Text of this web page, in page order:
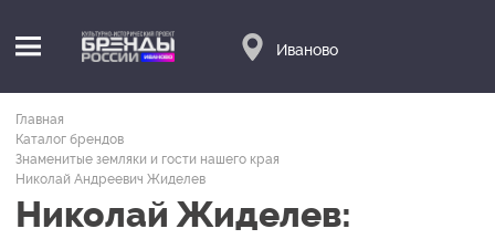
Иваново
Главная
Каталог брендов
Знаменитые земляки и гости нашего края
Николай Андреевич Жиделев
Николай Жиделев: